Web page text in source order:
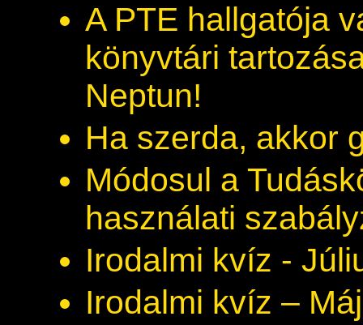
A PTE hallgatója
könyvtári
Neptun!
Ha szerda, akkor
Módosul a
használati
Irodalmi kvíz -
Irodalmi kvíz –